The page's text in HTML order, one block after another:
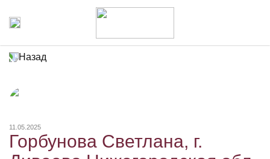
Назад
11.05.2025
Горбунова Светлана, г.